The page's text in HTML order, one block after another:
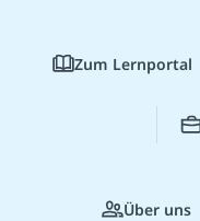
Zum Lernportal
Über uns